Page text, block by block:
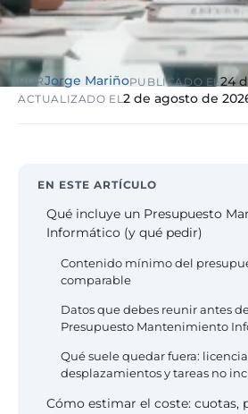
IA
PORJorge MariñoPUBLICADO EL24
ACTUALIZADO EL2 de agosto de
EN ESTE ARTÍCULO
Qué incluye un Presupuesto
Informático (y qué pedir)
Contenido mínimo del
comparable
Datos que debes reunir antes
Presupuesto Mantenimiento
Qué suele quedar fuera:
desplazamientos y tareas no
Cómo estimar el coste: cuotas,